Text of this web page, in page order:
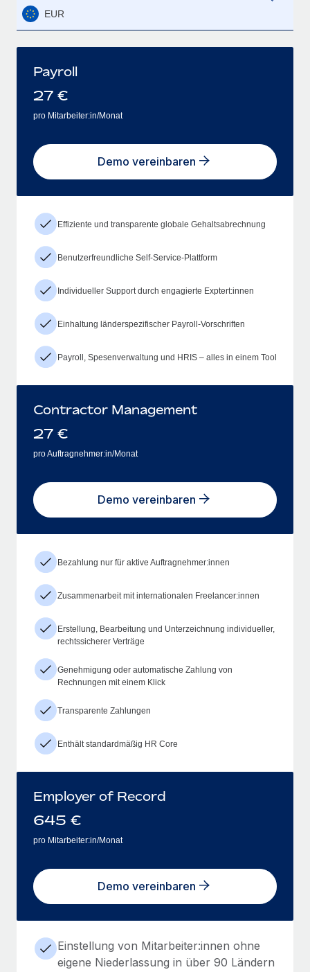
EUR
Payroll
27 €
pro Mitarbeiter:in/Monat
Demo vereinbaren
Effiziente und transparente globale Gehaltsabrechnung
Benutzerfreundliche Self-Service-Plattform
Individueller Support durch engagierte Exptert:innen
Einhaltung länderspezifischer Payroll-Vorschriften
Payroll, Spesenverwaltung und HRIS – alles in einem Tool
Contractor Management
27 €
pro Auftragnehmer:in/Monat
Demo vereinbaren
Bezahlung nur für aktive Auftragnehmer:innen
Zusammenarbeit mit internationalen Freelancer:innen
Erstellung, Bearbeitung und Unterzeichnung individueller,
rechtssicherer Verträge
Genehmigung oder automatische Zahlung von
Rechnungen mit einem Klick
Transparente Zahlungen
Enthält standardmäßig HR Core
Employer of Record
645 €
pro Mitarbeiter:in/Monat
Demo vereinbaren
Einstellung von Mitarbeiter:innen ohne
eigene Niederlassung in über 90 Ländern